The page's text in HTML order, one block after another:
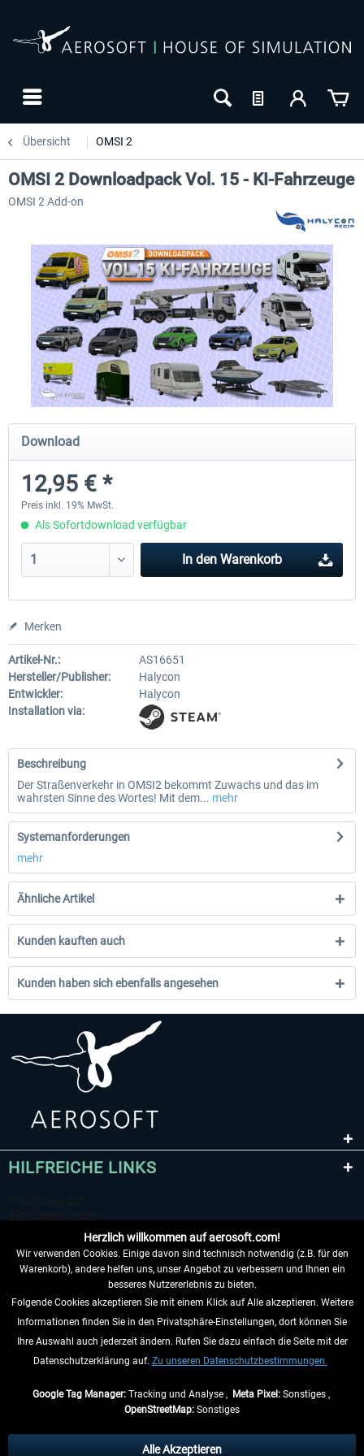
Übersicht OMSI 2
OMSI 2 Add-on Thüringer Wald
29,99 € *
OMSI 2 Add-on Citybus o530
OMSI 2 Downloadpack Vol. 15 - KI-Fahrzeuge
OMSI 2 Add-on
Download
12,95 € *
Preis inkl. 19% MwSt.
Als Sofortdownload verfügbar
In den Warenkorb
Merken
Artikel-Nr.:
AS16651
Hersteller/Publisher:
Halycon
Entwickler:
Halycon
Installation via:
Beschreibung
Der Straßenverkehr in OMSI2 bekommt Zuwachs und das im
wahrsten Sinne des Wortes! Mit dem... mehr
Systemanforderungen
mehr
Ähnliche Artikel
Kunden kauften auch
Kunden haben sich ebenfalls angesehen
HILFREICHE LINKS
VERTRAG WIDERRUFEN
INFORMATIONEN
anders beschrieben.
Herzlich willkommen auf aerosoft.com!
Wir verwenden Cookies. Einige davon sind technisch notwendig (z.B. für den
Warenkorb), andere helfen uns, unser Angebot zu verbessern und Ihnen ein
besseres Nutzererlebnis zu bieten.
Folgende Cookies akzeptieren Sie mit einem Klick auf Alle akzeptieren. Weitere
Informationen finden Sie in den Privatsphäre-Einstellungen, dort können Sie
Ihre Auswahl auch jederzeit ändern. Rufen Sie dazu einfach die Seite mit der
Datenschutzerklärung auf. Zu unseren Datenschutzbestimmungen.
Google Tag Manager:Tracking und Analyse , Meta Pixel:Sonstiges ,
OpenStreetMap: Sonstiges
Alle Akzeptieren